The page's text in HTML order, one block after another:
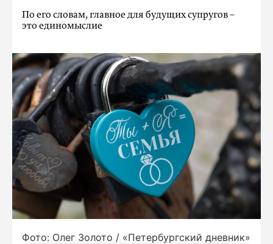
По его словам, главное для будущих супругов –
это единомыслие
Фото: Олег Золото / «Петербургский дневник»